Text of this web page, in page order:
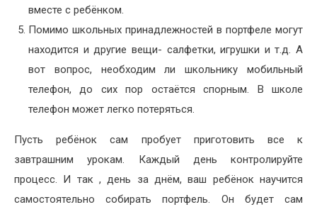
вместе с ребёнком.
Помимо школьных принадлежностей в портфеле могут
находится и другие вещи- салфетки, игрушки и т.д. А
вот вопрос, необходим ли школьнику мобильный
телефон, до сих пор остаётся спорным. В школе
телефон может легко потеряться.
Пусть ребёнок сам пробует приготовить все к
завтрашним урокам. Каждый день контролируйте
процесс. И так , день за днём, ваш ребёнок научится
самостоятельно собирать портфель. Он будет сам